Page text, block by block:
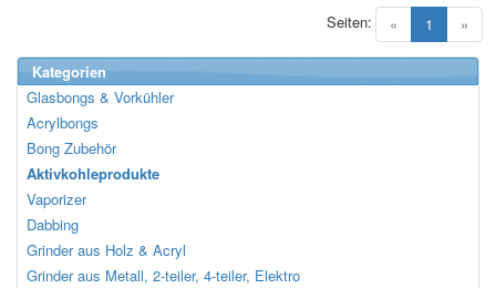
« 1 (current)
»
Seiten:
Kategorien
Glasbongs & Vorkühler
Acrylbongs
Bong Zubehör
Aktivkohleprodukte
Vaporizer
Dabbing
Grinder aus Holz & Acryl
Grinder aus Metall, 2-teiler, 4-teiler, Elektro